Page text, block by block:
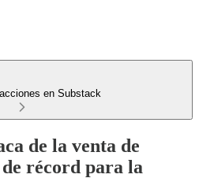
en Substack
de la venta de
récord para la